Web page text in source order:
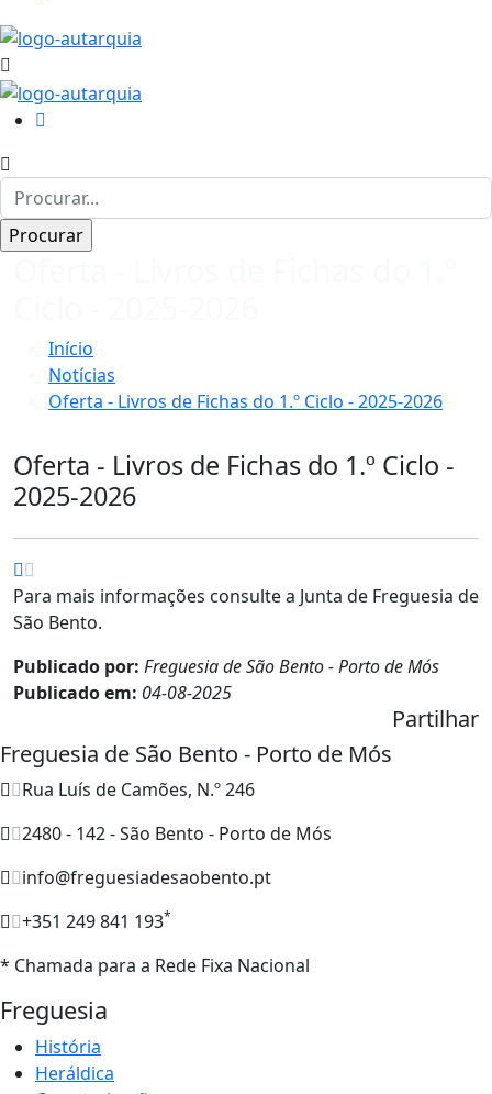
Início
Notícias
Oferta - Livros de Fichas do 1.º Ciclo - 2025-2026
Oferta - Livros de Fichas do 1.º Ciclo -
2025-2026
Para mais informações consulte a Junta de Freguesia de
São Bento.
Publicado por: Freguesia de São Bento - Porto de Mós
Publicado em: 04-08-2025
Partilhar
Freguesia de São Bento - Porto de Mós
Rua Luís de Camões, N.º 246
2480 - 142 - São Bento - Porto de Mós
info@freguesiadesaobento.pt
+351 249 841 193*
* Chamada para a Rede Fixa Nacional
Freguesia
História
Heráldica